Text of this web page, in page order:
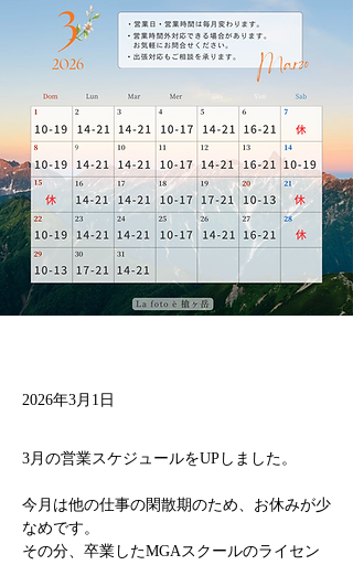
2026年3月1日
3月の営業スケジュールをUPしました。
今月は他の仕事の閑散期のため、お休みが少
なめです。
その分、卒業したMGAスクールのライセン